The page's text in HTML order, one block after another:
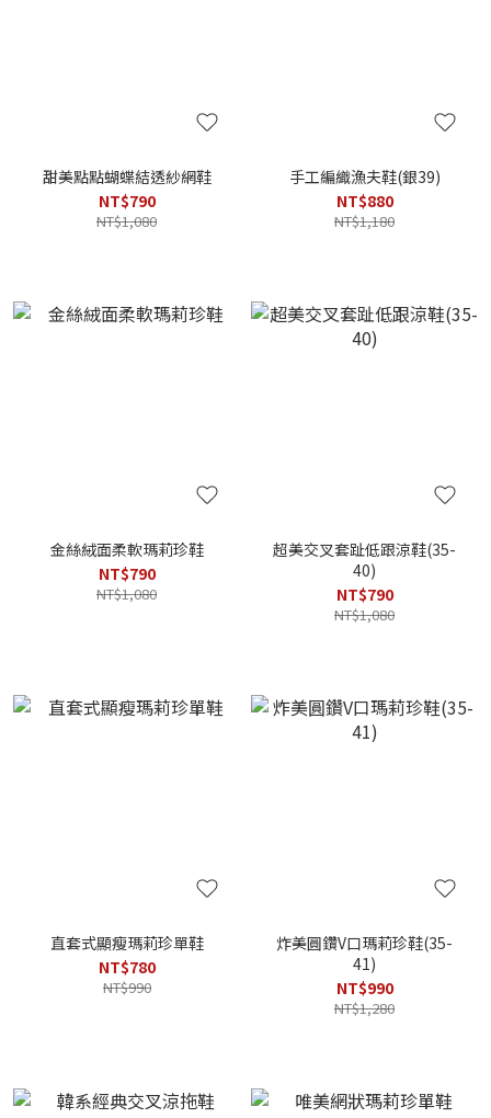
甜美點點蝴蝶結透紗網鞋
NT$790
NT$1,080
手工編織漁夫鞋(銀39)
NT$880
NT$1,180
金絲絨面柔軟瑪莉珍鞋
NT$790
NT$1,080
超美交叉套趾低跟涼鞋(35-
40)
NT$790
NT$1,080
直套式顯瘦瑪莉珍單鞋
NT$780
NT$990
炸美圓鑽V口瑪莉珍鞋(35-
41)
NT$990
NT$1,280